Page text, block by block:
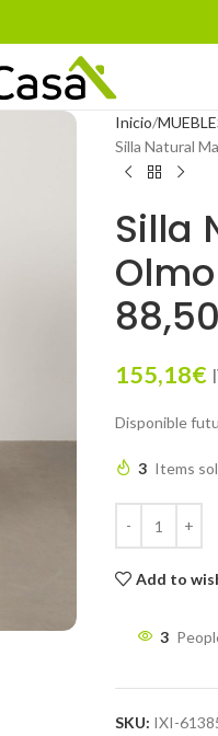
Inicio
Silla Natural
Silla
155,18€
Disponible
3 Items
Add to
3
SKU: IXI-